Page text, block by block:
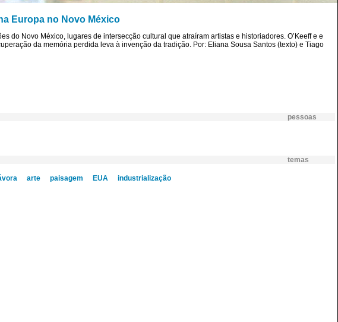
Europa no Novo México
do Novo México, lugares de intersecção cultural que atraíram artistas e historiadores. O’Keeff e e
da memória perdida leva à invenção da tradição. Por: Eliana Sousa Santos (texto) e Tiago
pessoas
temas
arte paisagem EUA industrialização